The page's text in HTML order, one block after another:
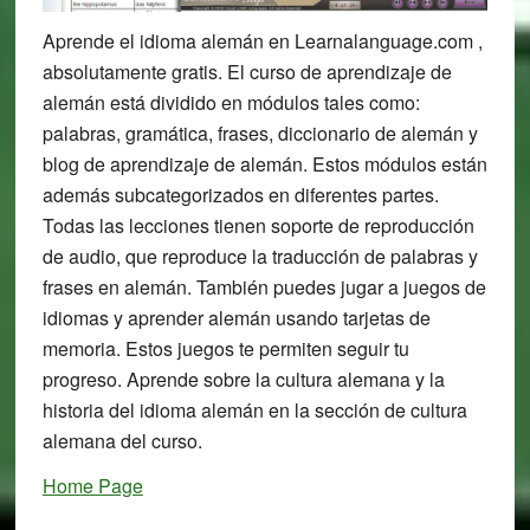
Aprende el idioma alemán en Learnalanguage.com ,
absolutamente gratis. El curso de aprendizaje de
alemán está dividido en módulos tales como:
palabras, gramática, frases, diccionario de alemán y
blog de aprendizaje de alemán. Estos módulos están
además subcategorizados en diferentes partes.
Todas las lecciones tienen soporte de reproducción
de audio, que reproduce la traducción de palabras y
frases en alemán. También puedes jugar a juegos de
idiomas y aprender alemán usando tarjetas de
memoria. Estos juegos te permiten seguir tu
progreso. Aprende sobre la cultura alemana y la
historia del idioma alemán en la sección de cultura
alemana del curso.
Home Page